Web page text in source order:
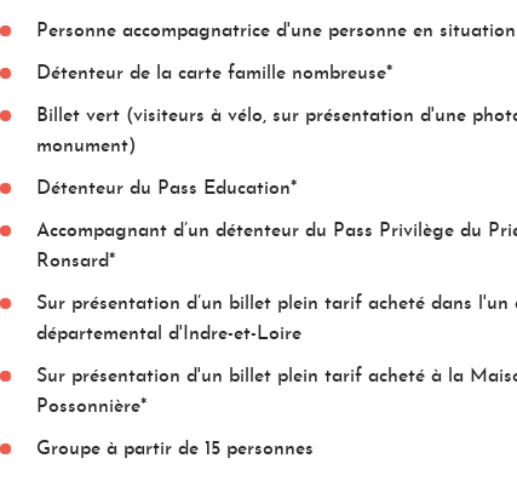
Personne accompagnatrice d'une personne en
Détenteur de la carte famille nombreuse*
Billet vert (visiteurs à vélo, sur présentation d'une
monument)
Détenteur du Pass Education*
Accompagnant d’un détenteur du Pass Privilège du
Ronsard*
Sur présentation d’un billet plein tarif acheté dans l'un
départemental d'Indre-et-Loire
Sur présentation d'un billet plein tarif acheté à la
Possonnière*
Groupe à partir de 15 personnes